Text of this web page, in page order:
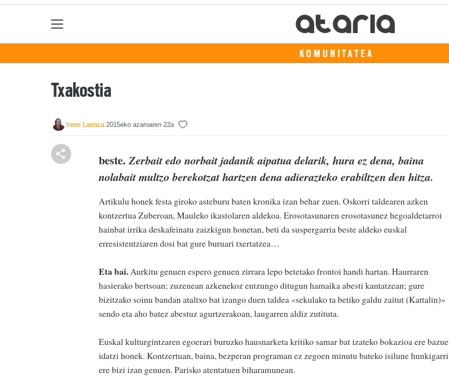
KOMUNITATEA
Txakostia
Irene Larraza 2015eko azaroaren 22a
beste. Zerbait edo norbait jadanik aipatua delarik, hura ez dena, baina
nolabait multzo berekotzat hartzen dena adierazteko erabiltzen den hitza.
Artikulu honek festa giroko asteburu baten kronika izan behar zuen. Oskorri taldearen azken
kontzertua Zuberoan, Mauleko ikastolaren aldekoa. Erosotasunaren erosotasunez hegoaldetarroi
hainbat irrika deskafeinatu zaizkigun honetan, beti da suspergarria beste aldeko euskal
erresistentziaren dosi bat gure buruari txertatzea…
Eta bai.Aurkitu genuen espero genuen zirrara lepo betetako frontoi handi hartan. Haurraren
hasierako bertsoan; zuzenean azkenekoz entzungo ditugun hamaika abesti kantatzean; gure
bizitzako soinu bandan ataltxo bat izango duen taldea «sekulako ta betiko galdu zaitut (Kattalin)»
sendo eta aho batez abestuz agurtzerakoan, laugarren aldiz zutituta.
Euskal kulturgintzaren egoerari buruzko hausnarketa kritiko samar bat izateko bokazioa ere
idatzi honek. Kontzertuan, baina, bezperan programan ez zegoen minutu bateko isilune
ere bizi izan genuen. Parisko atentatuen biharamunean.